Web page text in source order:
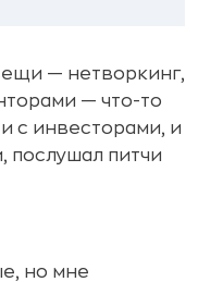
— нетворкинг,
— что-то
с инвесторами, и
послушал питчи
но мне